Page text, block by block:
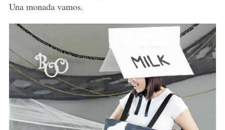
Una monada vamos.